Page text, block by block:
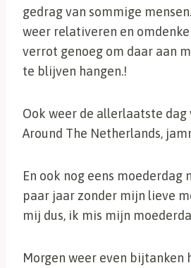
gedrag van sommige
weer relativeren en
verrot genoeg om daar aan
te blijven hangen.!
Ook weer de allerlaatste dag
Around The Netherlands,
En ook nog eens moederdag
paar jaar zonder mijn lieve
mij dus, ik mis mijn
Morgen weer even bijtanken